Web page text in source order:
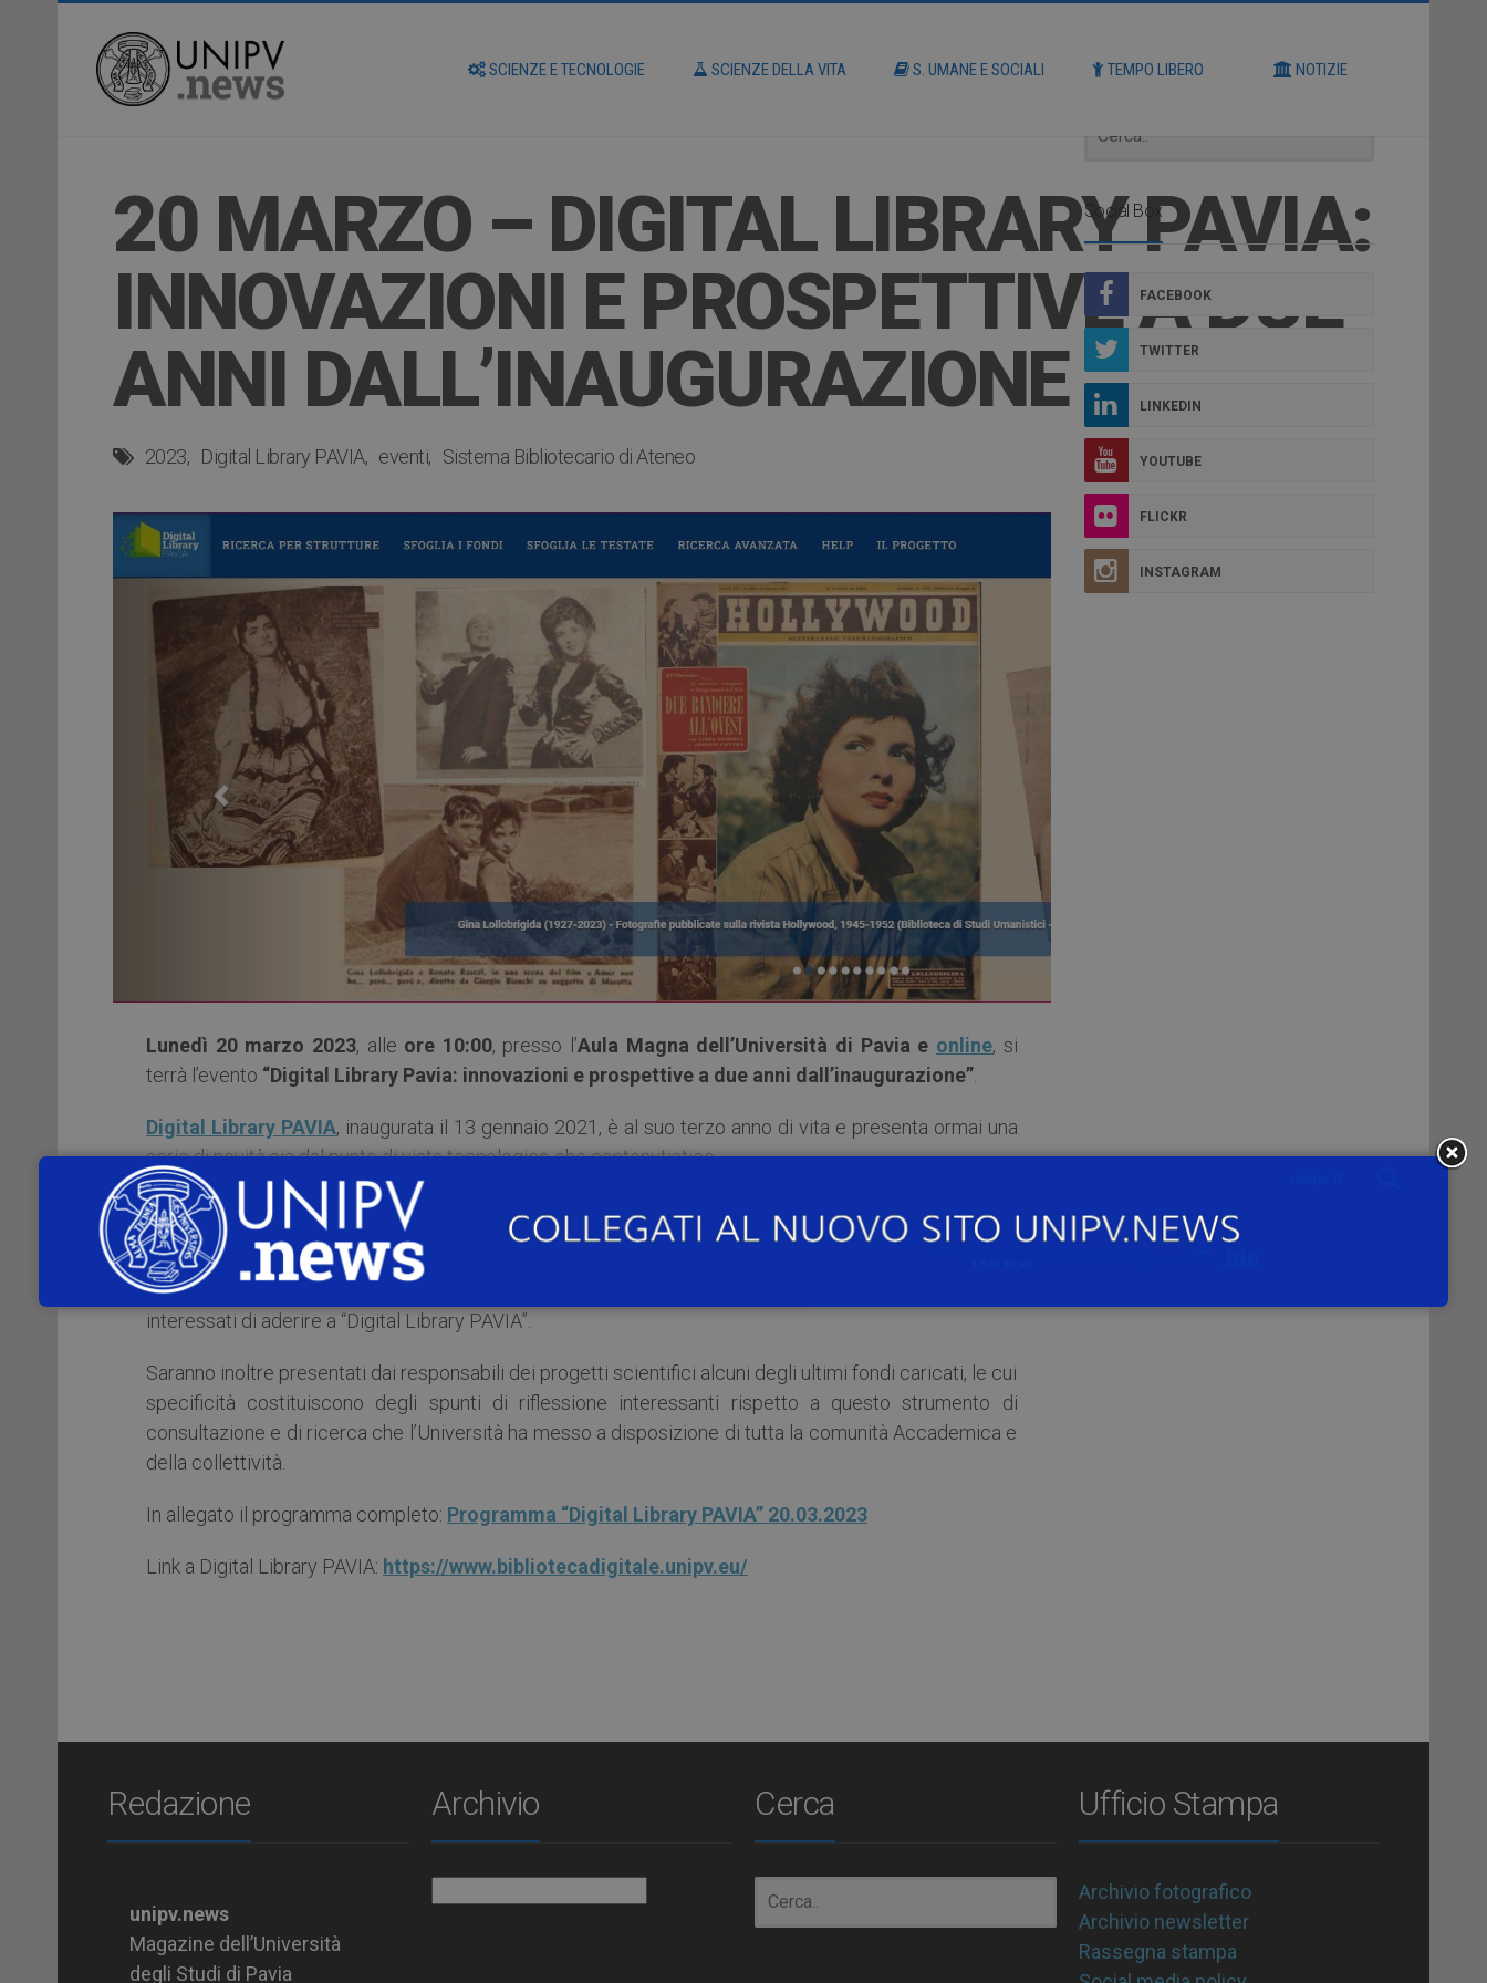
SCIENZE E TECNOLOGIE SCIENZE DELLA VITA S. UMANE E SOCIALI TEMPO LIBERO NOTIZIE
20 MARZO – DIGITAL LIBRARY PAVIA:
INNOVAZIONI E PROSPETTIVE A DUE
ANNI DALL’INAUGURAZIONE
2023 Digital Library PAVIA eventi Sistema Bibliotecario di Ateneo
Lunedì 20 marzo 2023, alle ore 10:00, presso l’Aula Magna dell’Università di Pavia e online, si
terrà l’evento “Digital Library Pavia: innovazioni e prospettive a due anni dall’inaugurazione”
Digital Library PAVIA, inaugurata il 13 gennaio 2021, è al suo terzo anno di vita e presenta ormai una
serie di novità sia dal punto di vista tecnologico che contenutistico.
Durante l’evento verrà illustrato lo stato attuale dell’applicativo con le principali novità tecnologiche
che sono state introdotte nel corso del 2022.
Nell’occasione sarà anche presentata la nuova convenzione che permetterà agli Enti esterni
interessati di aderire a “Digital Library PAVIA”.
Saranno inoltre presentati dai responsabili dei progetti scientifici alcuni degli ultimi fondi caricati, le cui
specificità costituiscono degli spunti di riflessione interessanti rispetto a questo strumento di
consultazione e di ricerca che l’Università ha messo a disposizione di tutta la comunità Accademica e
della collettività.
In allegato il programma completo: Programma “Digital Library PAVIA” 20.03.2023
Link a Digital Library PAVIA: https://www.bibliotecadigitale.unipv.eu/
Social Box
FACEBOOK
TWITTER
LINKEDIN
YOUTUBE
FLICKR
INSTAGRAM
Redazione
unipv.news
Magazine dell’Università
degli Studi di Pavia
Archivio Cerca Ufficio Stampa
Archivio fotografico
Archivio newsletter
Rassegna stampa